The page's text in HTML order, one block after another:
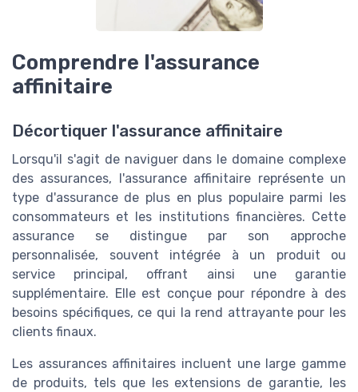
Comprendre l'assurance
affinitaire
Décortiquer l'assurance affinitaire
Lorsqu'il s'agit de naviguer dans le domaine complexe
des assurances, l'assurance affinitaire représente un
type d'assurance de plus en plus populaire parmi les
consommateurs et les institutions financières. Cette
assurance se distingue par son approche
personnalisée, souvent intégrée à un produit ou
service principal, offrant ainsi une garantie
supplémentaire. Elle est conçue pour répondre à des
besoins spécifiques, ce qui la rend attrayante pour les
clients finaux.
Les assurances affinitaires incluent une large gamme
de produits, tels que les extensions de garantie, les